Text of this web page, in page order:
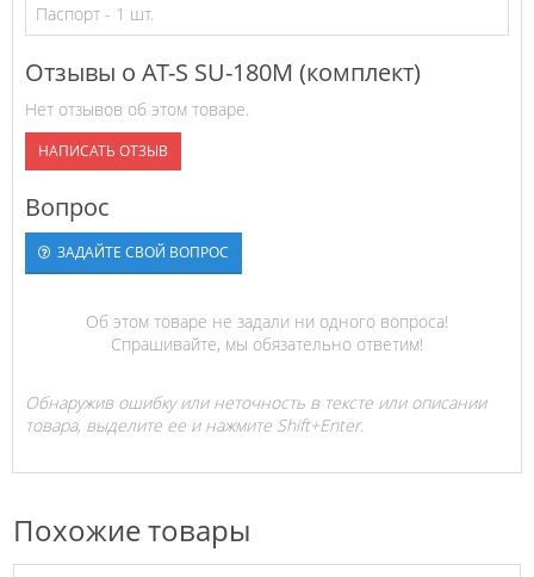
Паспорт - 1 шт.
Отзывы о AT-S SU-180M (комплект)
Нет отзывов об этом товаре.
НАПИСАТЬ ОТЗЫВ
Вопрос
ЗАДАЙТЕ СВОЙ ВОПРОС
Об этом товаре не задали ни одного вопроса!
Спрашивайте, мы обязательно ответим!
Обнаружив ошибку или неточность в тексте или описании
товара, выделите ее и нажмите Shift+Enter.
Похожие товары